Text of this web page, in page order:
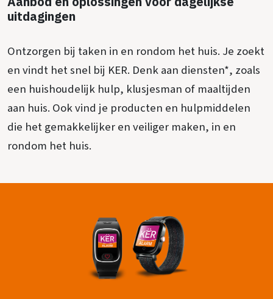
uitdagingen
Ontzorgen bij taken in en rondom het huis. Je zoekt
en vindt het snel bij KER. Denk aan diensten*, zoals
een huishoudelijk hulp, klusjesman of maaltijden
aan huis. Ook vind je producten en hulpmiddelen
die het gemakkelijker en veiliger maken, in en
rondom het huis.